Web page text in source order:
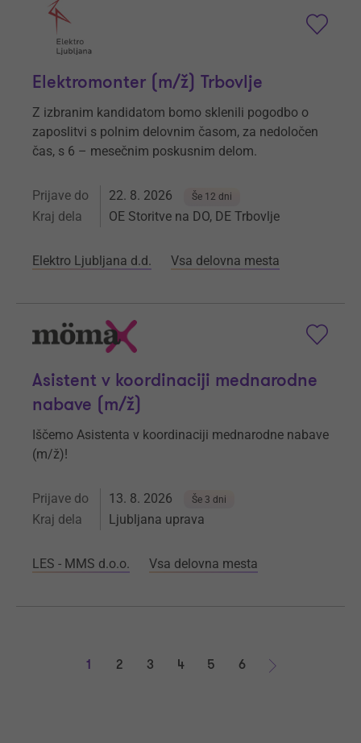
Elektromonter (m/ž) Trbovlje
Z izbranim kandidatom bomo sklenili pogodbo o
zaposlitvi s polnim delovnim časom, za nedoločen
čas, s 6 – mesečnim poskusnim delom.
Prijave do 22. 8. 2026 Še 12 dni
Kraj dela OE Storitve na DO, DE Trbovlje
Elektro Ljubljana d.d. Vsa delovna mesta
Asistent v koordinaciji mednarodne
nabave (m/ž)
Iščemo Asistenta v koordinaciji mednarodne nabave
(m/ž)!
Prijave do 13. 8. 2026 Še 3 dni
Kraj dela Ljubljana uprava
LES - MMS d.o.o. Vsa delovna mesta
1 2 3 4 5
6